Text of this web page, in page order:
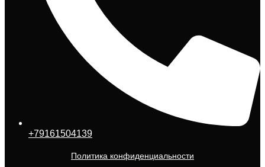
+79161504139
Политика конфиденциальности